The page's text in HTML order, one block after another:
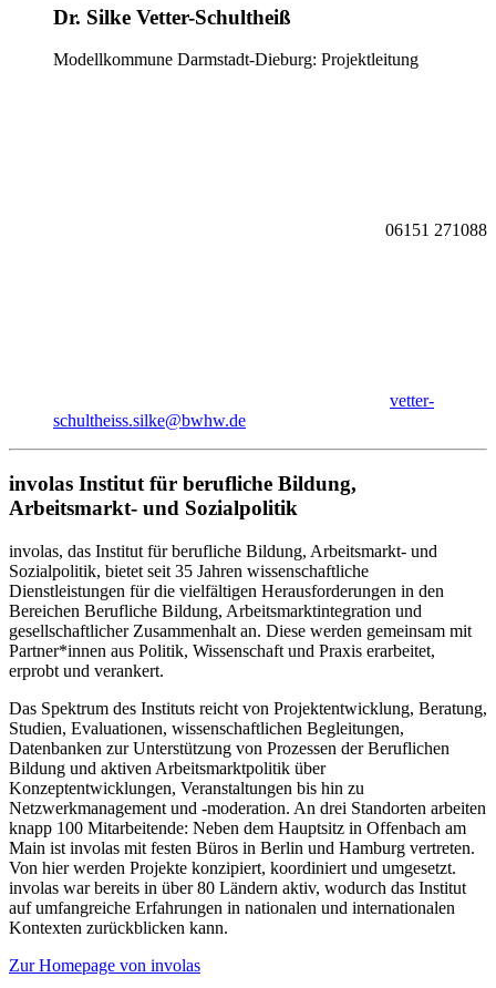
Dr. Silke Vetter-Schultheiß
Modellkommune Darmstadt-Dieburg: Projektleitung
06151 271088
vetter-
schultheiss.silke@bwhw.de
involas Institut für berufliche Bildung,
Arbeitsmarkt- und Sozialpolitik
involas, das Institut für berufliche Bildung, Arbeitsmarkt- und
Sozialpolitik, bietet seit 35 Jahren wissenschaftliche
Dienstleistungen für die vielfältigen Herausforderungen in den
Bereichen Berufliche Bildung, Arbeitsmarktintegration und
gesellschaftlicher Zusammenhalt an. Diese werden gemeinsam mit
Partner*innen aus Politik, Wissenschaft und Praxis erarbeitet,
erprobt und verankert.
Das Spektrum des Instituts reicht von Projektentwicklung, Beratung,
Studien, Evaluationen, wissenschaftlichen Begleitungen,
Datenbanken zur Unterstützung von Prozessen der Beruflichen
Bildung und aktiven Arbeitsmarktpolitik über
Konzeptentwicklungen, Veranstaltungen bis hin zu
Netzwerkmanagement und -moderation. An drei Standorten arbeiten
knapp 100 Mitarbeitende: Neben dem Hauptsitz in Offenbach am
Main ist involas mit festen Büros in Berlin und Hamburg vertreten.
Von hier werden Projekte konzipiert, koordiniert und umgesetzt.
involas war bereits in über 80 Ländern aktiv, wodurch das Institut
auf umfangreiche Erfahrungen in nationalen und internationalen
Kontexten zurückblicken kann.
Zur Homepage von involas